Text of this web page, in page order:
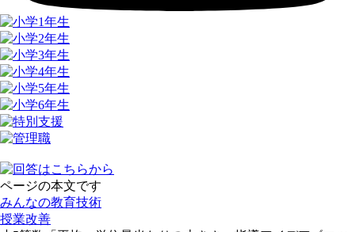
ページの本文です
みんなの教育技術
授業改善